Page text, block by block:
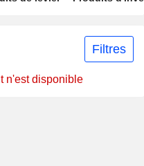
Filtres
n'est disponible